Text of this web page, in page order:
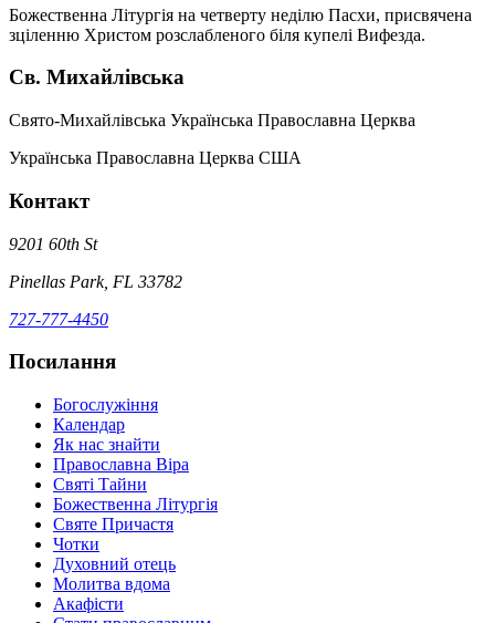
Божественна Літургія на четверту неділю Пасхи, присвячена
зціленню Христом розслабленого біля купелі Вифезда.
Св. Михайлівська
Свято-Михайлівська Українська Православна Церква
Українська Православна Церква США
Контакт
9201 60th St
Pinellas Park, FL 33782
727-777-4450
Посилання
Богослужіння
Календар
Як нас знайти
Православна Віра
Святі Тайни
Божественна Літургія
Святе Причастя
Чотки
Духовний отець
Молитва вдома
Акафісти